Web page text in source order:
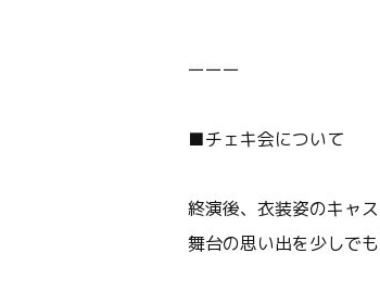
ーーー
■チェキ会について
終演後、衣装姿のキャ
舞台の思い出を少しで